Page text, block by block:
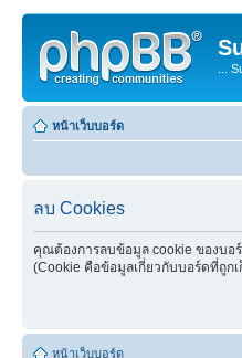
...
หน้าเว็บบอร์ด
ลบ Cookies
คุณต้องการลบข้อมูล cookie ของบอ
(Cookie คือข้อมูลเกี่ยวกับบอร์ดที่ถูก
หน้าเว็บบอร์ด